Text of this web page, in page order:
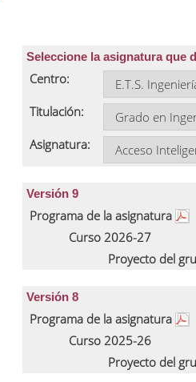
Seleccione la asignatura que
Centro:
Titulación:
Asignatura:
Versión 9
Programa de la asignatura
Curso 2026-27
Proyecto del
Versión 8
Programa de la asignatura
Curso 2025-26
Proyecto del